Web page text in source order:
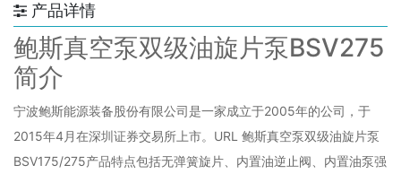
产品详情
鲍斯真空泵双级油旋片泵BSV275
简介
宁波鲍斯能源装备股份有限公司是一家成立于2005年的公司，于
2015年4月在深圳证券交易所上市。URL 鲍斯真空泵双级油旋片泵
BSV175/275产品特点包括无弹簧旋片、内置油逆止阀、内置油泵强